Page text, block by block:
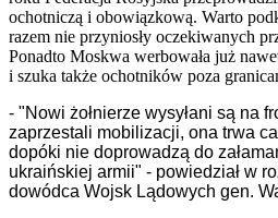
ochotniczą i obowiązkową. Warto
razem nie przyniosły oczekiwanych
Ponadto Moskwa werbowała już
i szuka także ochotników poza
- "Nowi żołnierze wysyłani są na
zaprzestali mobilizacji, ona trwa
dopóki nie doprowadzą do
ukraińskiej armii" - powiedział w
dowódca Wojsk Lądowych gen.